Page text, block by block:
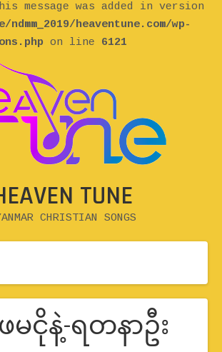
message was added in version
ndmm_2019/heaventune.com/wp-
on line 6121
TUNE
CHRISTIAN SONGS
ငိုနဲ့-ရတနာဦး